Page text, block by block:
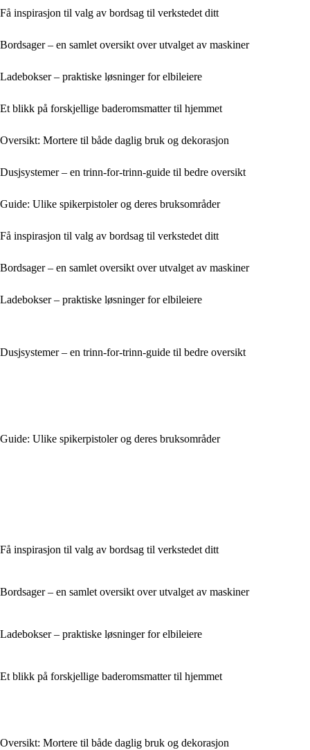
Få inspirasjon til valg av bordsag til verkstedet ditt
Bordsager – en samlet oversikt over utvalget av maskiner
Ladebokser – praktiske løsninger for elbileiere
Et blikk på forskjellige baderomsmatter til hjemmet
Oversikt: Mortere til både daglig bruk og dekorasjon
Dusjsystemer – en trinn-for-trinn-guide til bedre oversikt
Guide: Ulike spikerpistoler og deres bruksområder
Få inspirasjon til valg av bordsag til verkstedet ditt
Bordsager – en samlet oversikt over utvalget av maskiner
Ladebokser – praktiske løsninger for elbileiere
Dusjsystemer – en trinn-for-trinn-guide til bedre oversikt
Guide: Ulike spikerpistoler og deres bruksområder
Få inspirasjon til valg av bordsag til verkstedet ditt
Bordsager – en samlet oversikt over utvalget av maskiner
Ladebokser – praktiske løsninger for elbileiere
Et blikk på forskjellige baderomsmatter til hjemmet
Oversikt: Mortere til både daglig bruk og dekorasjon